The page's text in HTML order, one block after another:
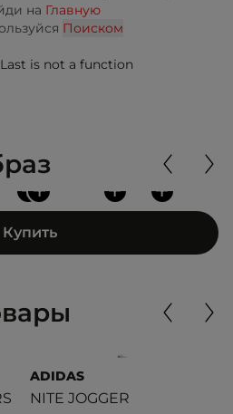
на Главную
Поиском
is not a function
+
++ +
Купить
ADIDAS
NITE JOGGER